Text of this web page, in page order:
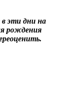
эти дни на
рождения